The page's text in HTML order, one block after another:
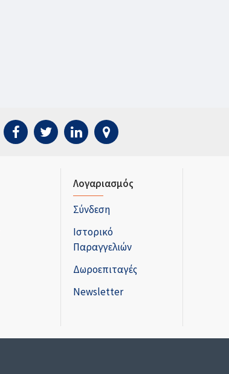
Λογαριασμός
Σύνδεση
Ιστορικό
Παραγγελιών
Δωροεπιταγές
Newsletter